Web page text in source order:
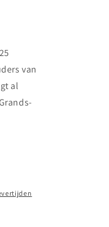
van
al